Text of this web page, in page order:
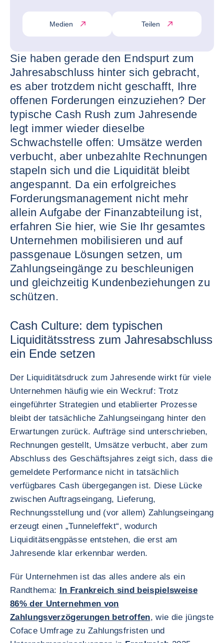
Medien Teilen
Sie haben gerade den Endspurt zum
Jahresabschluss hinter sich gebracht,
es aber trotzdem nicht geschafft, Ihre
offenen Forderungen einzuziehen? Der
typische Cash Rush zum Jahresende
legt immer wieder dieselbe
Schwachstelle offen: Umsätze werden
verbucht, aber unbezahlte Rechnungen
stapeln sich und die Liquidität bleibt
angespannt. Da ein erfolgreiches
Forderungsmanagement nicht mehr
allein Aufgabe der Finanzabteilung ist,
erfahren Sie hier, wie Sie Ihr gesamtes
Unternehmen mobilisieren und auf
passgenaue Lösungen setzen, um
Zahlungseingänge zu beschleunigen
und gleichzeitig Kundenbeziehungen zu
schützen.
Cash Culture: dem typischen
Liquiditätsstress zum Jahresabschluss
ein Ende setzen
Der Liquiditätsdruck zum Jahresende wirkt für viele
Unternehmen häufig wie ein Weckruf: Trotz
eingeführter Strategien und etablierter Prozesse
bleibt der tatsächliche Zahlungseingang hinter den
Erwartungen zurück. Aufträge sind unterschrieben,
Rechnungen gestellt, Umsätze verbucht, aber zum
Abschluss des Geschäftsjahres zeigt sich, dass die
gemeldete Performance nicht in tatsächlich
verfügbares Cash übergegangen ist. Diese Lücke
zwischen Auftragseingang, Lieferung,
Rechnungsstellung und (vor allem) Zahlungseingang
erzeugt einen „Tunneleffekt“, wodurch
Liquiditätsengpässe entstehen, die erst am
Jahresende klar erkennbar werden.
Für Unternehmen ist das alles andere als ein
Randthema: In Frankreich sind beispielsweise
86% der Unternehmen von
Zahlungsverzögerungen betroffen, wie die jüngste
Coface Umfrage zu Zahlungsfristen und